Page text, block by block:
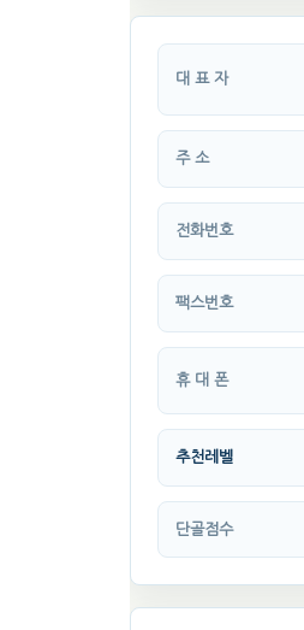
대 표 자
주 소
전화번호
팩스번호
휴 대 폰
추천레벨
단골점수